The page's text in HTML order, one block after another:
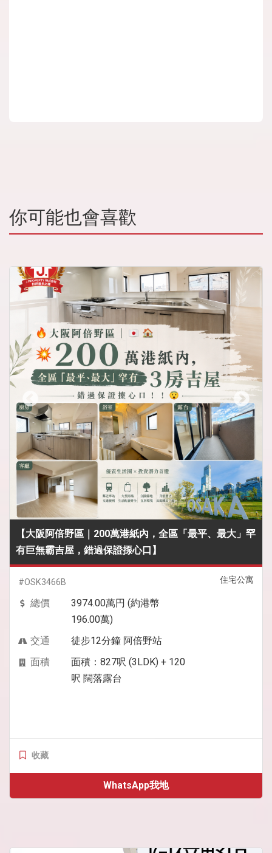
你可能也會喜歡
【大阪阿倍野區｜200萬港紙內，全區「最平、最大」罕
有巨無霸吉屋，錯過保證揼心口】
住宅公寓
#OSK3466B
總價
3974.00萬円 (約港幣
196.00萬)
交通
徒步12分鐘 阿倍野站
面積
面積：827呎 (3LDK) + 120
呎 闊落露台
收藏
WhatsApp我地